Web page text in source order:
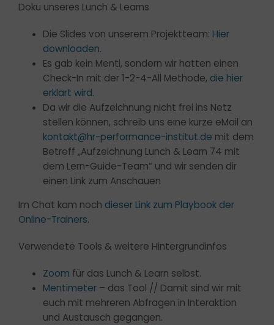
Doku unseres Lunch & Learns
Die Slides von unserem Projektteam: Hier
downloaden.
Es gab kein Menti, sondern wir hatten einen
Check-In mit der 1-2-4-All Methode, die hier
erklärt wird.
Da wir die Aufzeichnung nicht frei ins Netz
stellen können, schreib uns eine kurze eMail an
kontakt@hr-performance-institut.de mit dem
Betreff „Aufzeichnung Lunch & Learn 74 mit
dem Lern-Guide-Team“ und wir senden dir
einen Link zum Anschauen
Im Chat kam noch dieser Link zum Playbook der
Online-Trainers.
Verwendete Tools & weitere Hintergrundinfos
Zoom für das Lunch & Learn selbst.
Mentimeter – das Tool // Damit sind wir mit
euch mit mehreren Abfragen in Interaktion
und Austausch gegangen.